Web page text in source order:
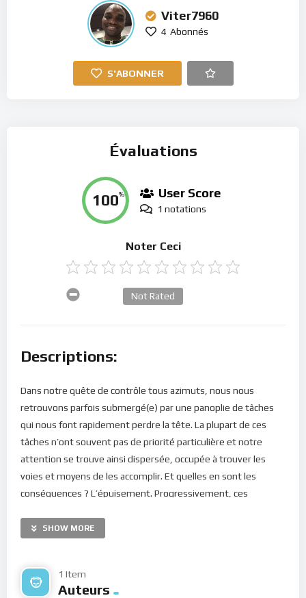
Viter7960
4 Abonnés
S'ABONNER
Évaluations
100% User Score
1 notations
Noter Ceci
Not Rated
Descriptions:
Dans notre quête de contrôle tous azimuts, nous nous
retrouvons parfois submergé(e) par une panoplie de tâches
qui nous font rapidement perdre la tête. La plupart de ces
tâches n’ont souvent pas de priorité particulière et notre
attention se trouve ainsi dispersée, occupée à trouver les
voies et moyens de les accomplir. Et quelles en sont les
conséquences ? L’épuisement. Progressivement, ces
énergie. Et pour cause, nous leur accordons beaucoup
Chers frères et soeurs, une fois encore, le Christ nous
SHOW MORE
1 Item
Auteurs